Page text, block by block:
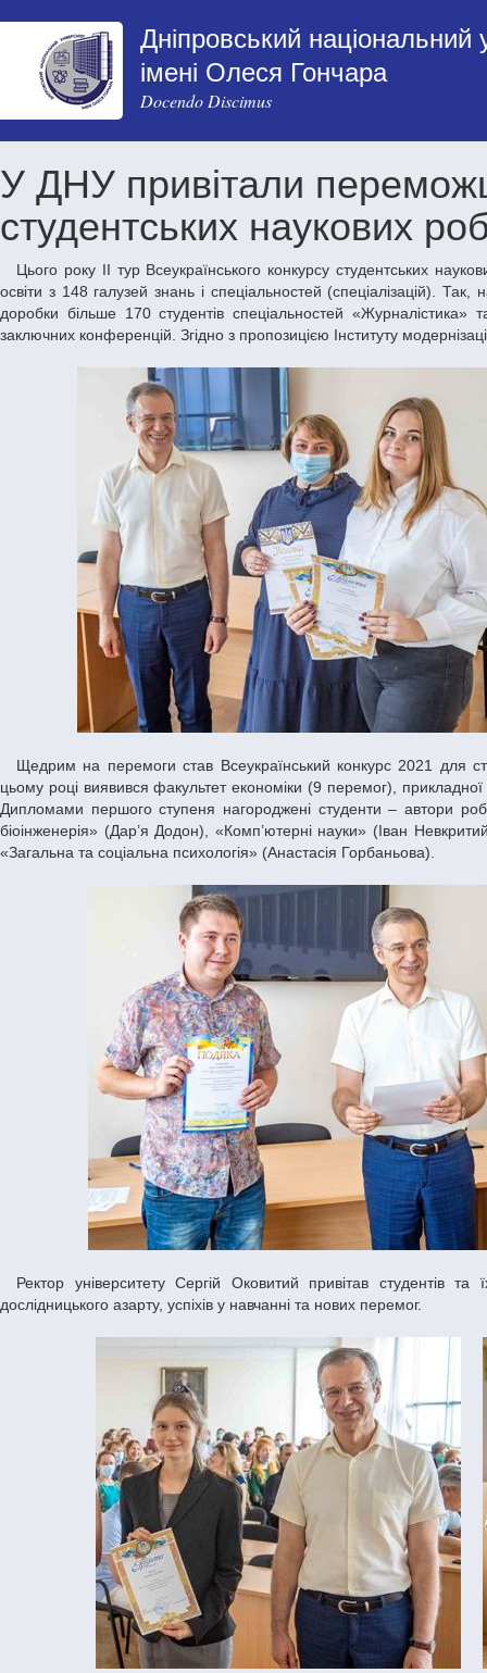
Дніпровський національний
імені Олеся Гончара
Docendo Discimus
У ДНУ привітали
студентських наукових
Цього року ІІ тур Всеукраїнського конкурсу студентських наукових робіт з галузей знань і спеціальностей проходив на базі 103 закладів вищої
освіти з 148 галузей знань і спеціальностей (спеціалізацій).
доробки більше 170 студентів спеціальностей
заключних конференцій. Згідно з пропозицією Інституту
Щедрим на перемоги став Всеукраїнський конкурс 2021 для студентів ДНУ – 28 дипломів отримали найкращі з них. Найрезультативнішим у
цьому році виявився факультет економіки (9 перемог),
Дипломами першого ступеня нагороджені студенти – автори
біоінженерія» (Дар’я Додон), «Комп’ютерні науки» (Іван
«Загальна та соціальна психологія» (Анастасія Горбаньова).
Ректор університету Сергій Оковитий привітав студентів та їхніх керівників із вибореними нагородами, побажав творчого натхнення та
дослідницького азарту, успіхів у навчанні та нових перемог.